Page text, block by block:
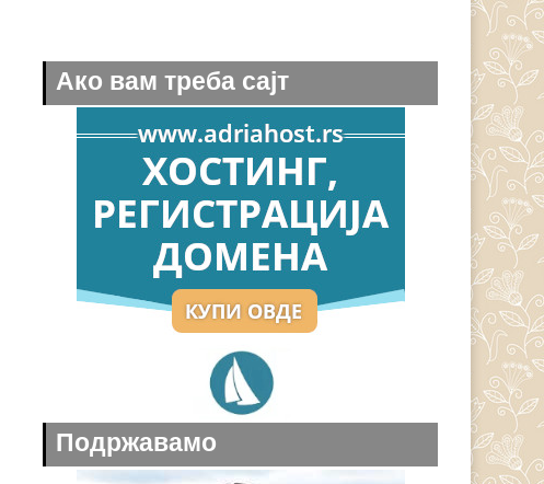
Ако вам треба сајт
Подржавамо